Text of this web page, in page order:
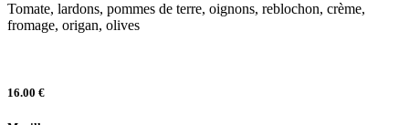
Tomate, lardons, pommes de terre, oignons, reblochon, crème,
fromage, origan, olives
16.00 €